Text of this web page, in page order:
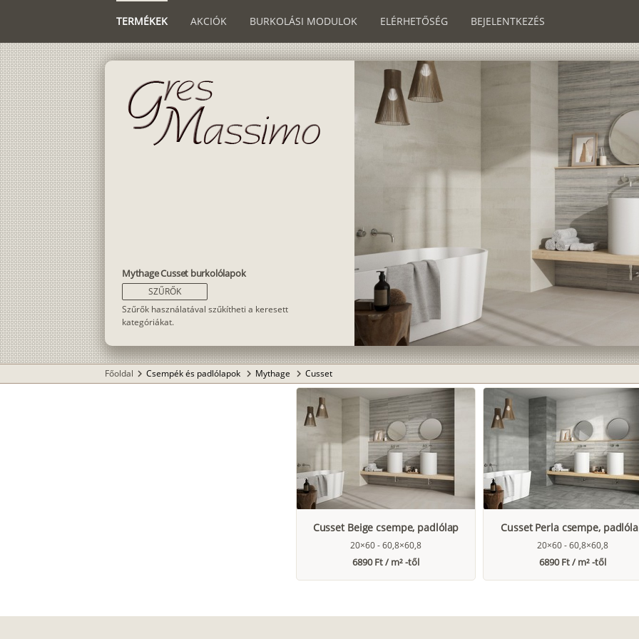
TERMÉKEK AKCIÓK BURKOLÁSI MODULOK ELÉRHETŐSÉG BEJELENTKEZÉS
Mythage Cusset burkolólapok
SZŰRŐK
Szűrők használatával szűkítheti a keresett
kategóriákat.
Főoldal chevron_right Csempék és padlólapok chevron_right Mythage chevron_right Cusset
Cusset Beige csempe, padlólap
20×60 - 60,8×60,8
6890 Ft / m² -től
Cusset Perla csempe,
20×60 - 60,8×60,8
6890 Ft / m² -től